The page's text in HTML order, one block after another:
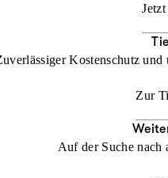
Kostenschutz
Zur
Auf der Suche nach